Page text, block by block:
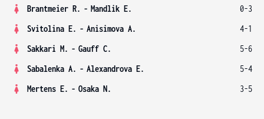
Brantmeier R. - Mandlik E.
0-3
Svitolina E. - Anisimova A.
4-1
Sakkari M. - Gauff C.
5-6
Sabalenka A. - Alexandrova E.
5-4
Mertens E. - Osaka N. 3-5